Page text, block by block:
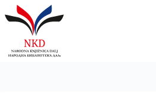
to
content